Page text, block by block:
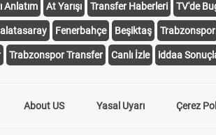
Anlatım At Yarışı Transfer Haberleri TV'de
Fenerbahçe Beşiktaş Trabzonspor
Trabzonspor Transfer Canlı İzle iddaa
About US Yasal Uyarı Çerez